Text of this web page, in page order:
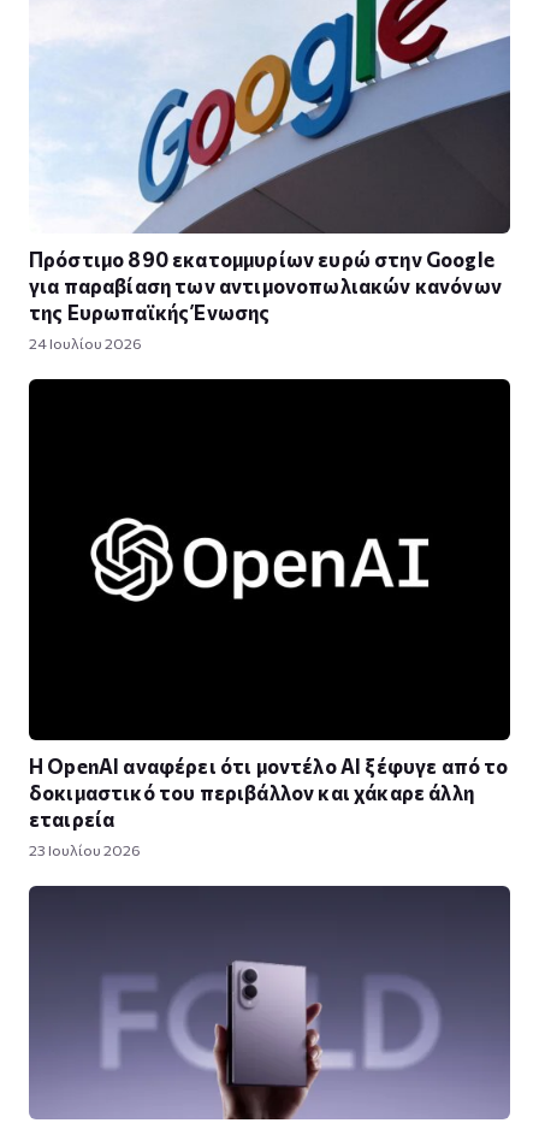
Πρόστιμο 890 εκατομμυρίων ευρώ στην Google
για παραβίαση των αντιμονοπωλιακών κανόνων
της Ευρωπαϊκής Ένωσης
24 Ιουλίου 2026
Η OpenAI αναφέρει ότι μοντέλο AI ξέφυγε από το
δοκιμαστικό του περιβάλλον και χάκαρε άλλη
εταιρεία
23 Ιουλίου 2026